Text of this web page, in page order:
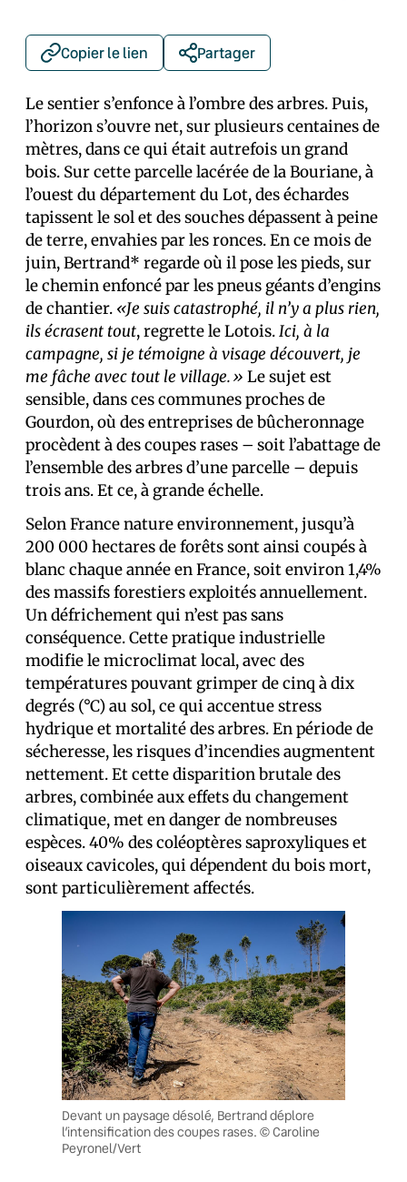
Copier le lien Partager
Le sentier s’enfonce à l’ombre des arbres. Puis,
l’horizon s’ouvre net, sur plusieurs centaines de
mètres, dans ce qui était autrefois un grand
bois. Sur cette parcelle lacérée de la Bouriane, à
l’ouest du département du Lot, des échardes
tapissent le sol et des souches dépassent à peine
de terre, envahies par les ronces. En ce mois de
juin, Bertrand* regarde où il pose les pieds, sur
le chemin enfoncé par les pneus géants d’engins
de chantier. «Je suis catastrophé, il n’y a plus rien,
ils écrasent tout, regrette le Lotois.Ici, à la
campagne, si je témoigne à visage découvert, je
me fâche avec tout le village.» Le sujet est
sensible, dans ces communes proches de
Gourdon, où des entreprises de bûcheronnage
procèdent à des coupes rases – soit l’abattage de
l’ensemble des arbres d’une parcelle – depuis
trois ans. Et ce, à grande échelle.
Selon France nature environnement, jusqu’à
200 000 hectares de forêts sont ainsi coupés à
blanc chaque année en France, soit environ 1,4%
des massifs forestiers exploités annuellement.
Un défrichement qui n’est pas sans
conséquence. Cette pratique industrielle
modifie le microclimat local, avec des
températures pouvant grimper de cinq à dix
degrés (°C) au sol, ce qui accentue stress
hydrique et mortalité des arbres. En période de
sécheresse, les risques d’incendies augmentent
nettement. Et cette disparition brutale des
arbres, combinée aux effets du changement
climatique, met en danger de nombreuses
espèces. 40% des coléoptères saproxyliques et
oiseaux cavicoles, qui dépendent du bois mort,
sont particulièrement affectés.
Devant un paysage désolé, Bertrand déplore
l’intensification des coupes rases. © Caroline
Peyronel/Vert